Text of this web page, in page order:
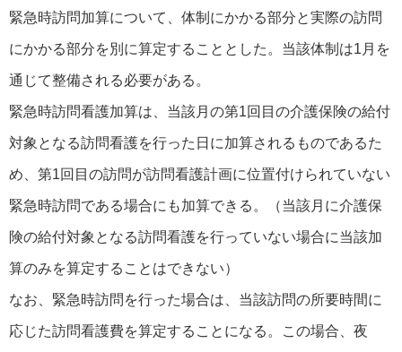
緊急時訪問加算について、体制にかかる部分と実際の訪問
にかかる部分を別に算定することとした。当該体制は1月を
通じて整備される必要がある。
緊急時訪問看護加算は、当該月の第1回目の介護保険の給付
対象となる訪問看護を行った日に加算されるものであるた
め、第1回目の訪問が訪問看護計画に位置付けられていない
緊急時訪問である場合にも加算できる。（当該月に介護保
険の給付対象となる訪問看護を行っていない場合に当該加
算のみを算定することはできない）
なお、緊急時訪問を行った場合は、当該訪問の所要時間に
応じた訪問看護費を算定することになる。この場合、夜